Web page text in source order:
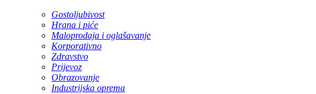
Gostoljubivost
Hrana i piće
Maloprodaja i oglašavanje
Korporativno
Zdravstvo
Prijevoz
Obrazovanje
Industrijska oprema